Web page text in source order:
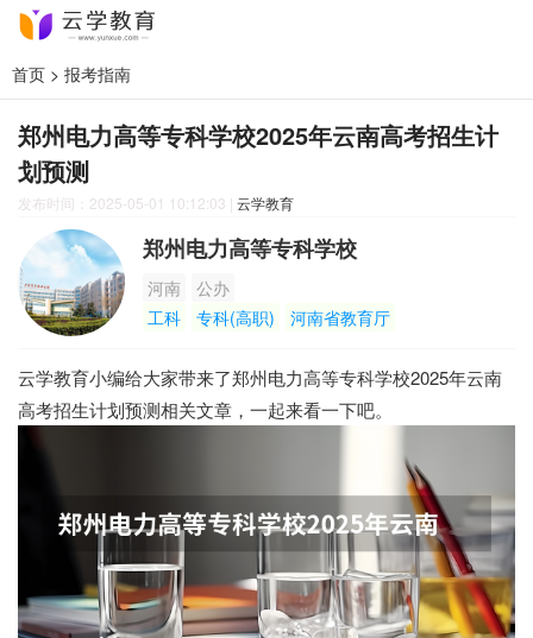
首页 > 报考指南
郑州电力高等专科学校2025年云南高考招生计
划预测
发布时间：2025-05-01 10:12:03 | 云学教育
郑州电力高等专科学校
河南
公办
工科
专科(高职) 河南省教育厅
云学教育小编给大家带来了郑州电力高等专科学校2025年云南
高考招生计划预测相关文章，一起来看一下吧。